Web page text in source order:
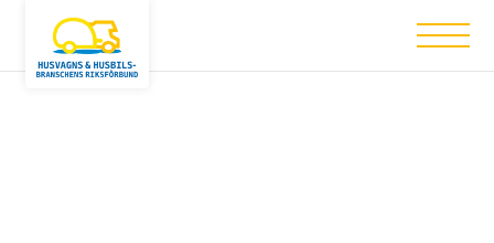
Nothing has been posted like that yet